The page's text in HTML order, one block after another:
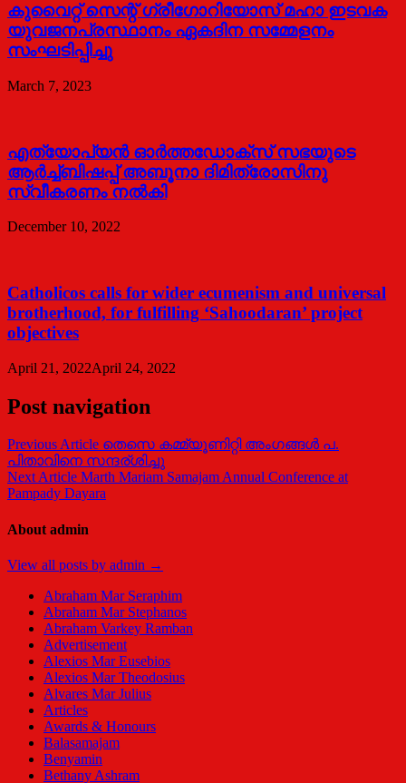
കുവൈറ്റ്‌ സെന്റ്‌ ഗ്രീഗോറിയോസ്‌ മഹാ ഇടവക
യുവജനപ്രസ്ഥാനം ഏകദിന സമ്മേളനം
സംഘടിപ്പിച്ചു
March 7, 2023
എത്യോപ്യൻ ഓർത്തഡോക്സ്‌ സഭയുടെ
ആർച്ച്ബിഷപ്പ്‌ അബൂനാ ദിമിത്രോസിനു
സ്വീകരണം നൽകി
December 10, 2022
Catholicos calls for wider ecumenism and universal
brotherhood, for fulfilling ‘Sahoodaran’ project
objectives
April 21, 2022April 24, 2022
Post navigation
Previous Article തെസെ കമ്മ്യൂണിറ്റി അംഗങ്ങൾ പ.
പിതാവിനെ സന്ദര്ശിച്ചു
Next Article Marth Mariam Samajam Annual Conference at
Pampady Dayara
About admin
View all posts by admin →
Abraham Mar Seraphim
Abraham Mar Stephanos
Abraham Varkey Ramban
Advertisement
Alexios Mar Eusebios
Alexios Mar Theodosius
Alvares Mar Julius
Articles
Awards & Honours
Balasamajam
Benyamin
Bethany Ashram